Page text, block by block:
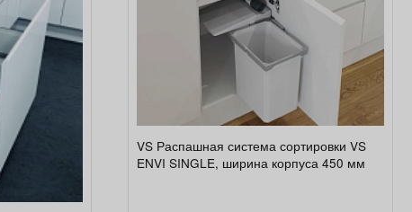
VS Распашная система сортировки VS
ENVI SINGLE, ширина корпуса 450 мм